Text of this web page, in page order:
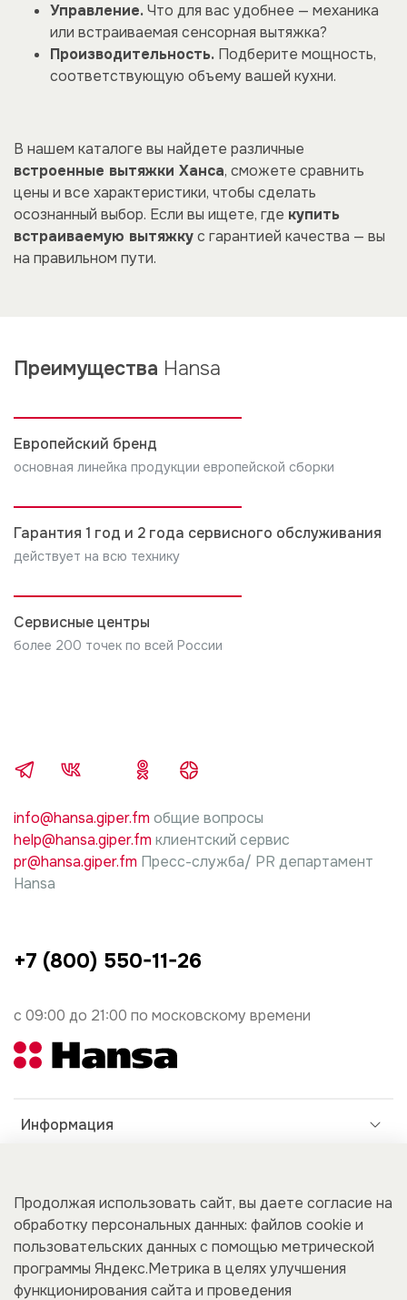
Управление.Что для вас удобнее — механика
или встраиваемая сенсорная вытяжка?
Производительность. Подберите мощность,
соответствующую объему вашей кухни.
В нашем каталоге вы найдете различные
встроенные вытяжки Ханса, сможете сравнить
цены и все характеристики, чтобы сделать
осознанный выбор. Если вы ищете, где купить
встраиваемую вытяжкус гарантией качества — вы
на правильном пути.
Преимущества Hansa
Европейский бренд
основная линейка продукции европейской сборки
Гарантия 1 год и 2 года сервисного обслуживания
действует на всю технику
Сервисные центры
более 200 точек по всей России
Информация
Дополнительно
Покупателям
с 09:00 до 21:00 по московскому времени
+7 (800) 550-11-26
info@hansa.giper.fm общие вопросы
help@hansa.giper.fm клиентский сервис
pr@hansa.giper.fm Пресс-служба/ PR департамент
Hansa
Продолжая использовать сайт, вы даете согласие на
обработку персональных данных: файлов cookie и
пользовательских данных с помощью метрической
программы Яндекс.Метрика в целях улучшения
функционирования сайта и проведения